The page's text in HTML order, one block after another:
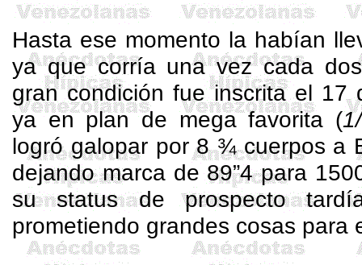
Hasta ese momento la habían
ya que corría una vez cada
gran condición fue inscrita el 17
ya en plan de mega favorita (
logró galopar por 8 ¾ cuerpos a
dejando marca de 89”4 para
su status de prospecto
prometiendo grandes cosas para